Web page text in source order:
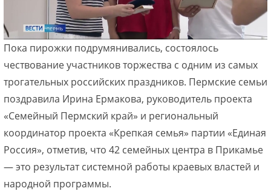
Пока пирожки подрумянивались, состоялось
чествование участников торжества с одним из самых
трогательных российских праздников. Пермские семьи
поздравила Ирина Ермакова, руководитель проекта
«Семейный Пермский край» и региональный
координатор проекта «Крепкая семья» партии «Единая
Россия», отметив, что 42 семейных центра в Прикамье
— это результат системной работы краевых властей и
народной программы.